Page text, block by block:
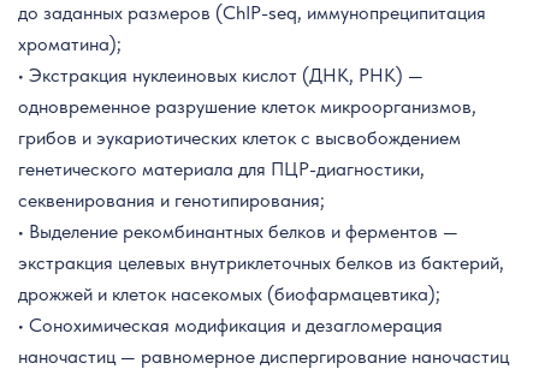
до заданных размеров (ChIP-seq, иммунопреципитация
хроматина);
• Экстракция нуклеиновых кислот (ДНК, РНК) —
одновременное разрушение клеток микроорганизмов,
грибов и эукариотических клеток с высвобождением
генетического материала для ПЦР-диагностики,
секвенирования и генотипирования;
• Выделение рекомбинантных белков и ферментов —
экстракция целевых внутриклеточных белков из бактерий,
дрожжей и клеток насекомых (биофармацевтика);
• Сонохимическая модификация и дезагломерация
наночастиц — равномерное диспергирование наночастиц